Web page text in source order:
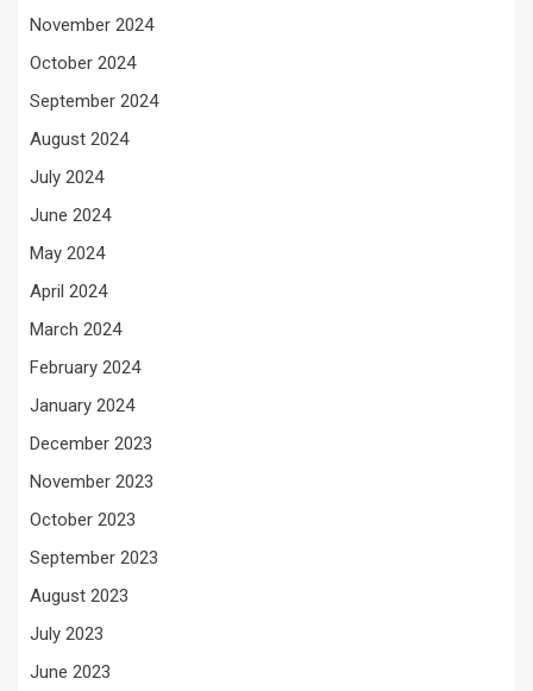
November 2024
October 2024
September 2024
August 2024
July 2024
June 2024
May 2024
April 2024
March 2024
February 2024
January 2024
December 2023
November 2023
October 2023
September 2023
August 2023
July 2023
June 2023